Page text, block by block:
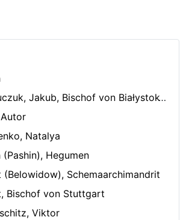
Jakub, Bischof von Białystok und Gdańsk
Natalya
(Pashin), Hegumen
(Belowidow), Schemaarchimandrit
Bischof von Stuttgart
Viktor